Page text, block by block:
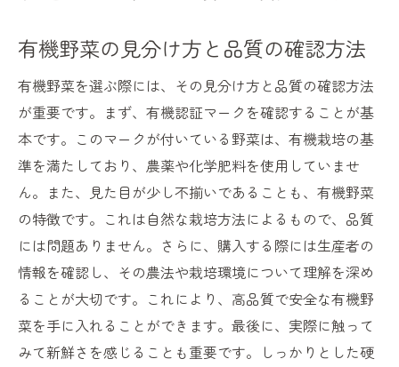
有機野菜の見分け方と品質の確認方法
有機野菜を選ぶ際には、その見分け方と品質の確認方法
が重要です。まず、有機認証マークを確認することが基
本です。このマークが付いている野菜は、有機栽培の基
準を満たしており、農薬や化学肥料を使用していませ
ん。また、見た目が少し不揃いであることも、有機野菜
の特徴です。これは自然な栽培方法によるもので、品質
には問題ありません。さらに、購入する際には生産者の
情報を確認し、その農法や栽培環境について理解を深め
ることが大切です。これにより、高品質で安全な有機野
菜を手に入れることができます。最後に、実際に触って
みて新鮮さを感じることも重要です。しっかりとした硬